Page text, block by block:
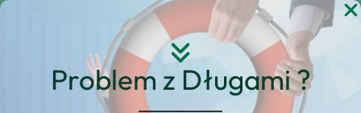
Problem z Długami ?
Przejdź